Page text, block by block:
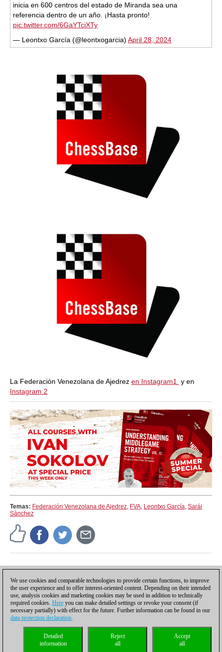
inicia en 600 centros del estado de Miranda sea una
referencia dentro de un año. ¡Hasta pronto!
pic.twitter.com/6GaYTciXTy
— Leontxo García (@leontxogarcia)April 28, 2024
La Federación Venezolana de Ajedrez en Instagram1
y en
Instagram 2
Temas: Federación Venezolana de Ajedrez, FVA, Leontxo García, Sarái
Sánchez
Comunicado de prensa
Comunicado de prensa
Política de privacidad |Para contactar Cookies Management
Licencias
Compliance Hotline
We use cookies and comparable technologies to provide certain functions, to improve
the user experience and to offer interest-oriented content. Depending on their intended
use, analysis cookies and marketing cookies may be used in addition to technically
required cookies. Here you can make detailed settings or revoke your consent (if
necessary partially) with effect for the future. Further information can be found in our
data protection declaration.
Accept
all
Reject
all
Detailed
information